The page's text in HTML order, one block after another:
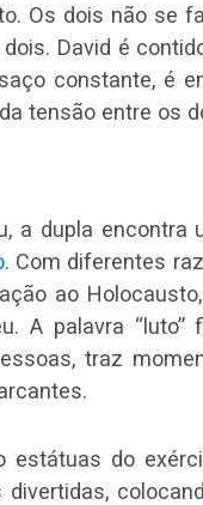
Os dois não se
David é
constante, é
tensão entre os
a dupla
. Com diferentes
ao
A palavra
traz
estátuas do
divertidas,